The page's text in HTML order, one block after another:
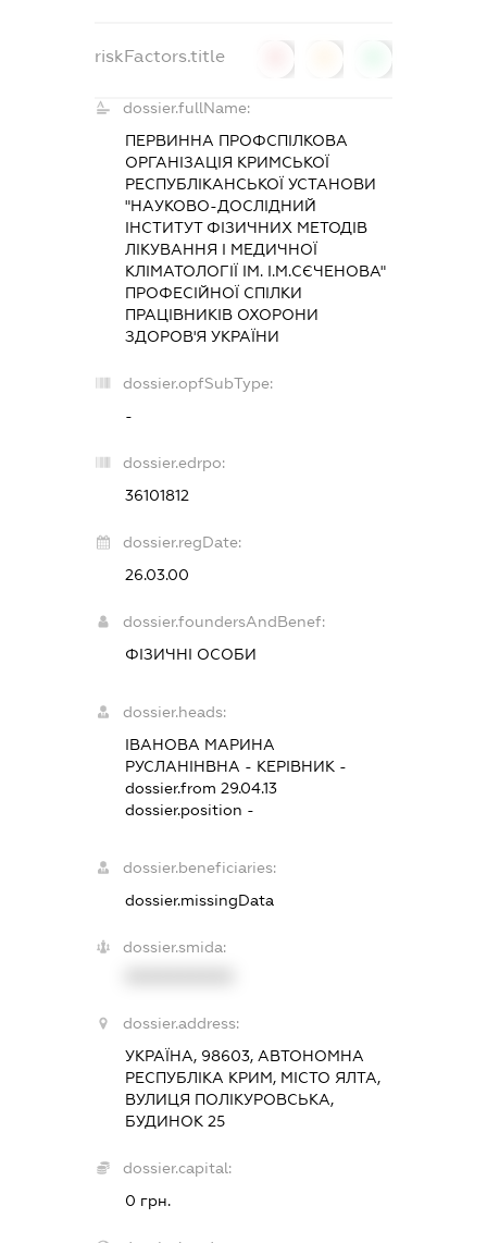
riskFactors.title
dossier.fullName:
ПЕРВИННА ПРОФСПІЛКОВА
ОРГАНІЗАЦІЯ КРИМСЬКОЇ
РЕСПУБЛІКАНСЬКОЇ УСТАНОВИ
"НАУКОВО-ДОСЛІДНИЙ
ІНСТИТУТ ФІЗИЧНИХ МЕТОДІВ
ЛІКУВАННЯ І МЕДИЧНОЇ
КЛІМАТОЛОГІЇ ІМ. І.М.СЄЧЕНОВА"
ПРОФЕСІЙНОЇ СПІЛКИ
ПРАЦІВНИКІВ ОХОРОНИ
ЗДОРОВ'Я УКРАЇНИ
dossier.opfSubType:
-
dossier.edrpo:
36101812
dossier.regDate:
26.03.00
dossier.foundersAndBenef:
ФІЗИЧНІ ОСОБИ
dossier.heads:
ІВАНОВА МАРИНА
РУСЛАНІНВНА - КЕРІВНИК -
dossier.from 29.04.13
dossier.position -
dossier.beneficiaries:
dossier.missingData
dossier.smida:
dossier.address:
УКРАЇНА, 98603, АВТОНОМНА
РЕСПУБЛІКА КРИМ, МІСТО ЯЛТА,
ВУЛИЦЯ ПОЛІКУРОВСЬКА,
БУДИНОК 25
dossier.capital:
0 грн.